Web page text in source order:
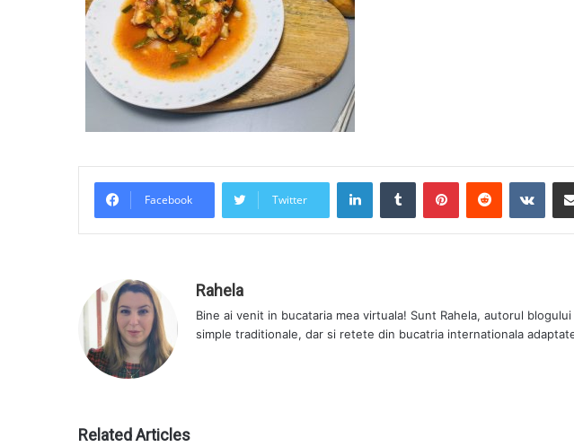
Facebook Twitter
Rahela
Bine ai venit in bucataria mea virtuala! Sunt Rahela, autorul
simple traditionale, dar si retete din bucatria internationala
Related Articles